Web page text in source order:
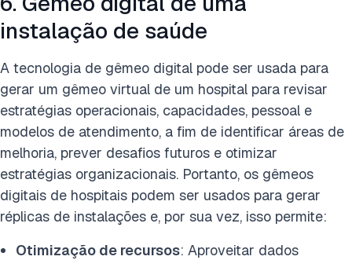
instalação de saúde
A tecnologia de gêmeo digital pode ser usada para
gerar um gêmeo virtual de um hospital para revisar
estratégias operacionais, capacidades, pessoal e
modelos de atendimento, a fim de identificar áreas de
melhoria, prever desafios futuros e otimizar
estratégias organizacionais. Portanto, os gêmeos
digitais de hospitais podem ser usados para gerar
réplicas de instalações e, por sua vez, isso permite:
Otimização de recursos: Aproveitar dados